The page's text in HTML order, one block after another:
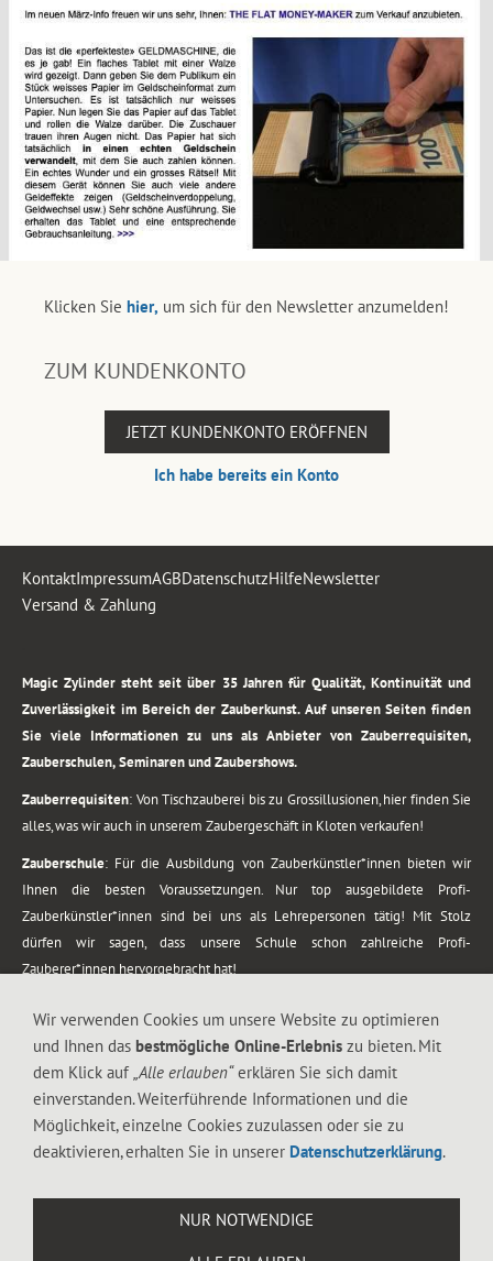
Klicken Sie hier, um sich für den Newsletter anzumelden!
ZUM KUNDENKONTO
JETZT KUNDENKONTO ERÖFFNEN
Ich habe bereits ein Konto
KontaktImpressumAGBDatenschutzHilfeNewsletter
Versand & Zahlung
Magic Zylinder steht seit über 35 Jahren für Qualität, Kontinuität und
Zuverlässigkeit im Bereich der Zauberkunst. Auf unseren Seiten finden
Sie viele Informationen zu uns als Anbieter von Zauberrequisiten,
Zauberschulen, Seminaren und Zaubershows.
Zauberrequisiten: Von Tischzauberei bis zu Grossillusionen, hier finden Sie
alles, was wir auch in unserem Zaubergeschäft in Kloten verkaufen!
Zauberschule: Für die Ausbildung von Zauberkünstler*innen bieten wir
Ihnen die besten Voraussetzungen. Nur top ausgebildete Profi-
Zauberkünstler*innen sind bei uns als Lehrepersonen tätig! Mit Stolz
dürfen wir sagen, dass unsere Schule schon zahlreiche Profi-
Zauberer*innen hervorgebracht hat!
vom Kinderprogramm bis zur Tischzauberei. Lassen Sie sich faszinieren von
meiner Zauber-Sprech-Show, angerührt mit sprachlichen Sequenzen,
gewürzt mit Gags und visuellen Illusionen wie Kaninchen, Vasen, Seilen,
Wir verwenden Cookies um unsere Website zu optimieren
und Ihnen das bestmögliche Online-Erlebnis zu bieten. Mit
dem Klick auf „Alle erlauben“erklären Sie sich damit
einverstanden. Weiterführende Informationen und die
Möglichkeit, einzelne Cookies zuzulassen oder sie zu
deaktivieren, erhalten Sie in unserer Datenschutzerklärung.
NUR NOTWENDIGE